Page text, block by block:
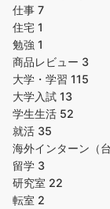
仕事 7
住宅 1
勉強 1
商品レビュー 3
大学・学習 115
大学入試 13
学生生活 52
就活 35
海外インターン（
留学 3
研究室 22
転室 2